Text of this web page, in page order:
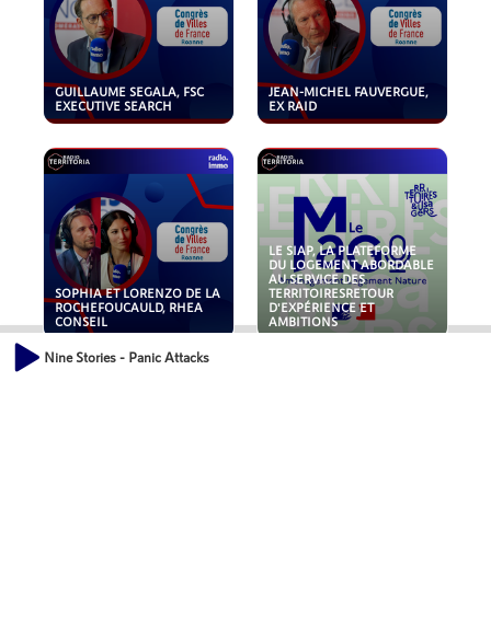
GUILLAUME SEGALA, FSC
EXECUTIVE SEARCH
JEAN-MICHEL FAUVERGUE,
EX RAID
SOPHIA ET LORENZO DE LA
ROCHEFOUCAULD, RHEA
CONSEIL
LE SIAP, LA PLATEFORME
DU LOGEMENT ABORDABLE
AU SERVICE DES
TERRITOIRESRETOUR
D'EXPÉRIENCE ET
AMBITIONS
Nine Stories - Panic Attacks